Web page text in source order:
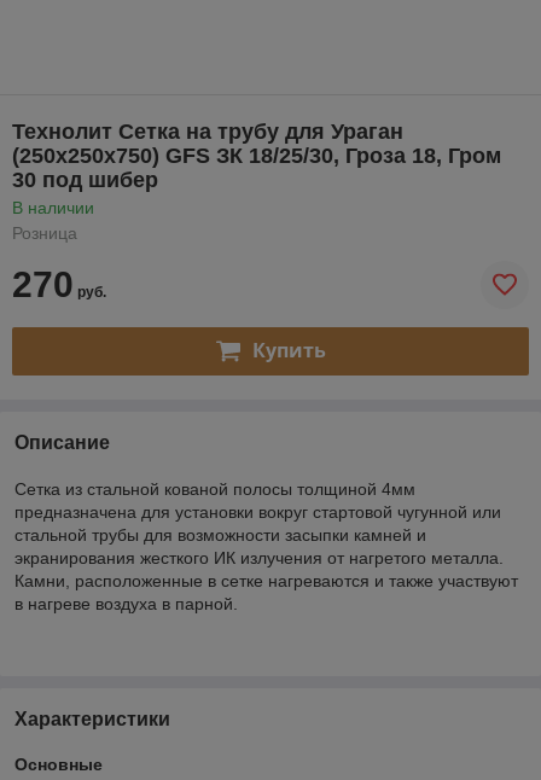
Технолит Сетка на трубу для Ураган
(250х250х750) GFS ЗК 18/25/30, Гроза 18, Гром
30 под шибер
В наличии
Розница
270 руб.
Купить
Описание
Сетка из стальной кованой полосы толщиной 4мм
предназначена для установки вокруг стартовой чугунной или
стальной трубы для возможности засыпки камней и
экранирования жесткого ИК излучения от нагретого металла.
Камни, расположенные в сетке нагреваются и также участвуют
в нагреве воздуха в парной.
Характеристики
Основные